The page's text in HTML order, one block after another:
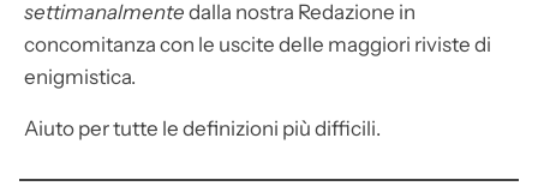
settimanalmente dalla nostra Redazione in
concomitanza con le uscite delle maggiori riviste di
enigmistica.
Aiuto per tutte le definizioni più difficili.